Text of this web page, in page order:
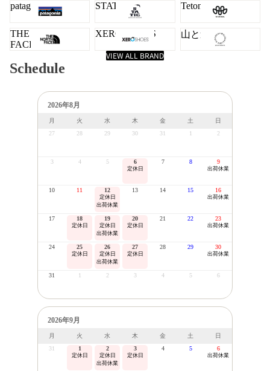
patagonia STATIC Teton Bros.
THE NORTH
FACE
XERO SHOES 山と道
VIEW ALL BRAND
Schedule
2026年8月
月 火 水 木 金 土
日
27
28 29 30 31 1 2
3 4 5 6
定休日
7 8 9
出荷休業
10 11 12
定休日
出荷休業
13 14 15 16
出荷休業
17 18
定休日
19
定休日
出荷休業
20
定休日
21 22 23
出荷休業
24 25
定休日
26
定休日
出荷休業
27
定休日
28 29 30
出荷休業
31 1 2 3 4 5 6
2026年9月
月 火 水 木 金 土
日
31
1
定休日
2
定休日
出荷休業
3
定休日
4 5 6
出荷休業